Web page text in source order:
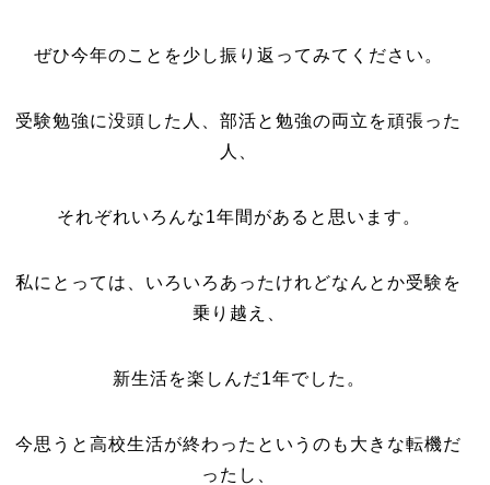
ぜひ今年のことを少し振り返ってみてください。
受験勉強に没頭した人、部活と勉強の両立を頑張った
人、
それぞれいろんな1年間があると思います。
私にとっては、いろいろあったけれどなんとか受験を
乗り越え、
新生活を楽しんだ1年でした。
今思うと高校生活が終わったというのも大きな転機だ
ったし、